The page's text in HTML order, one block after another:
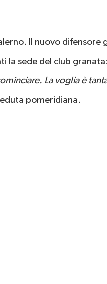
Il nuovo difensore
la sede del club
La voglia è
pomeridiana.